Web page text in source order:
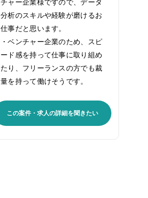
分析のスキルや経験が磨けるお
仕事だと思います。
・ベンチャー企業のため、スピ
ード感を持って仕事に取り組め
たり、フリーランスの方でも裁
量を持って働けそうです。
この案件・求人の詳細を聞きたい